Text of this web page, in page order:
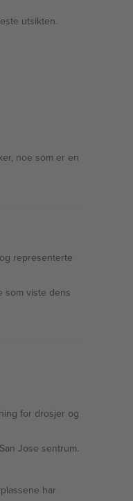
utsikten.
noe som er en
representerte
som viste dens
for drosjer og
Jose sentrum.
har